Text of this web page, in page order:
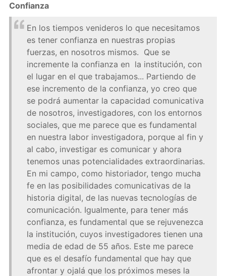
Confianza
En los tiempos venideros lo que necesitamos
es tener confianza en nuestras propias
fuerzas, en nosotros mismos. Que se
incremente la confianza en la institución, con
el lugar en el que trabajamos... Partiendo de
ese incremento de la confianza, yo creo que
se podrá aumentar la capacidad comunicativa
de nosotros, investigadores, con los entornos
sociales, que me parece que es fundamental
en nuestra labor investigadora, porque al fin y
al cabo, investigar es comunicar y ahora
tenemos unas potencialidades extraordinarias.
En mi campo, como historiador, tengo mucha
fe en las posibilidades comunicativas de la
historia digital, de las nuevas tecnologías de
comunicación. Igualmente, para tener más
confianza, es fundamental que se rejuvenezca
la institución, cuyos investigadores tienen una
media de edad de 55 años. Este me parece
que es el desafío fundamental que hay que
afrontar y ojalá que los próximos meses la